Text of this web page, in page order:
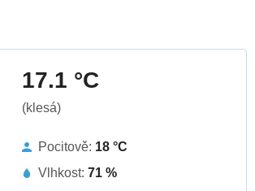
17.1 °C
(klesá)
Pocitově: 18 °C
Vlhkost: 71 %